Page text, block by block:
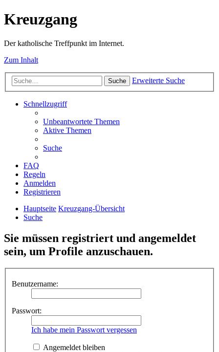
Kreuzgang
Der katholische Treffpunkt im Internet.
Zum Inhalt
Suche Erweiterte Suche
Schnellzugriff
Unbeantwortete Themen
Aktive Themen
Suche
FAQ
Regeln
Anmelden
Registrieren
Hauptseite Kreuzgang-Übersicht
Suche
Sie müssen registriert und angemeldet
sein, um Profile anzuschauen.
Benutzername:
Passwort:
Ich habe mein Passwort vergessen
Angemeldet bleiben